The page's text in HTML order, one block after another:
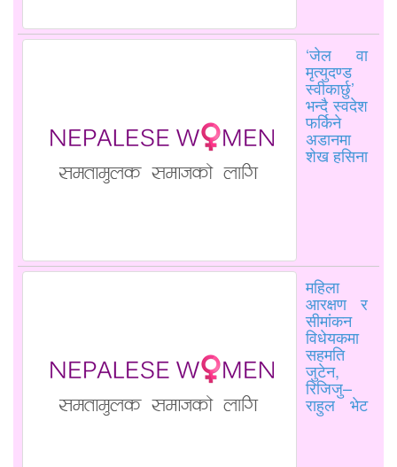
‘जेल वा
मृत्युदण्ड
स्वीकार्छु’
भन्दै स्वदेश
फर्किने
अडानमा
शेख हसिना
महिला
आरक्षण र
सीमांकन
विधेयकमा
सहमति
जुटेन,
रिजिजु–
राहुल भेट